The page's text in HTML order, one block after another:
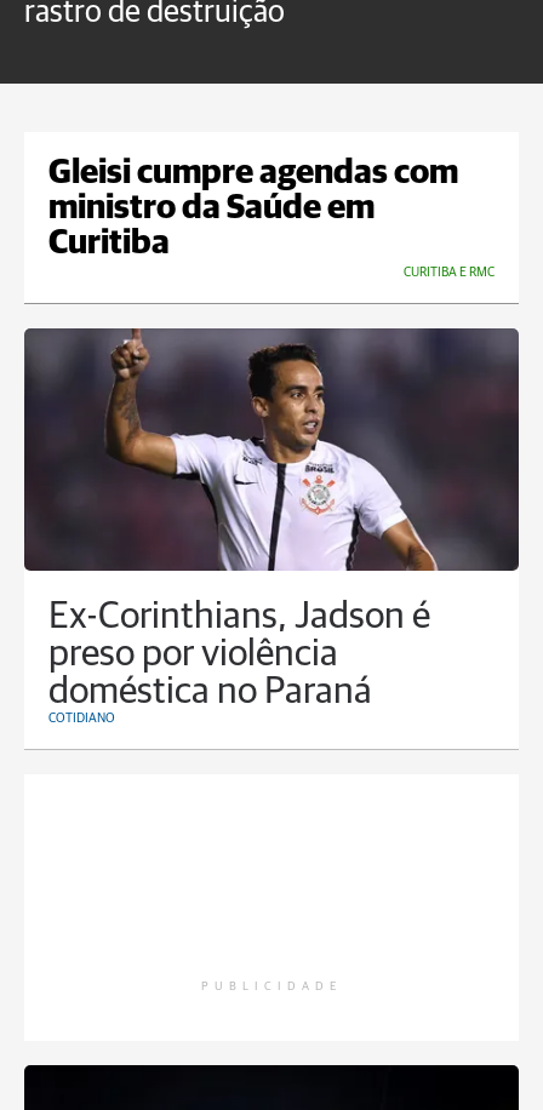
rastro de destruição
Gleisi cumpre agendas com
ministro da Saúde em
Curitiba
CURITIBA E RMC
Ex-Corinthians, Jadson é
preso por violência
doméstica no Paraná
COTIDIANO
PUBLICIDADE